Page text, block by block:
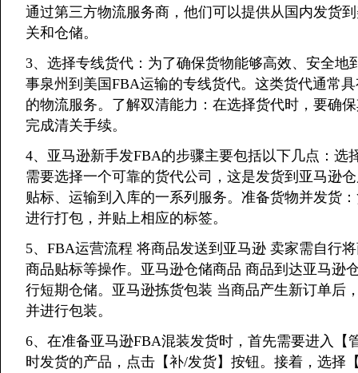
通过第三方物流服务商，他们可以提供从国内发货
关和仓储。
3、选择专线货代：为了确保货物能够高效、安全
事泉州到美国FBA运输的专线货代。这类货代通常
的物流服务。了解双清能力：在选择货代时，要确
完成清关手续。
4、亚马逊新手发FBA的步骤主要包括以下几点：
需要选择一个可靠的货代公司，这是发货到亚马逊
贴标、运输到入库的一系列服务。准备货物并发货
进行打包，并贴上相应的标签。
5、FBA运营流程 将商品发送到亚马逊 卖家需自行
商品贴标等操作。亚马逊仓储商品 商品到达亚马逊
行短期仓储。亚马逊拣货包装 当商品产生新订单后
并进行包装。
6、在准备亚马逊FBA混装发货时，首先需要进入
时发货的产品，点击【补/发货】按钮。接着，选择